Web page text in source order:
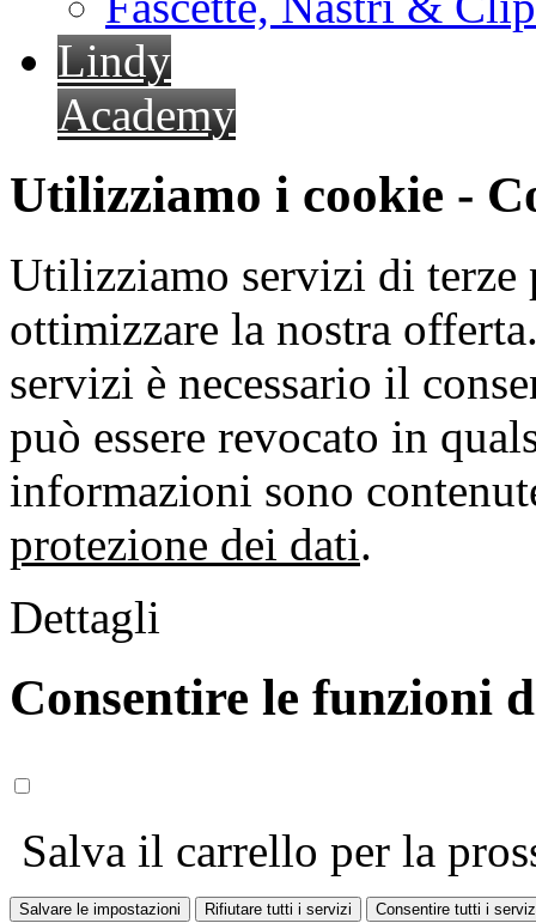
Lindy
Academy
Utilizziamo i cookie -
Utilizziamo servizi di terze
ottimizzare la nostra
servizi è necessario il
può essere revocato in
informazioni sono
protezione dei dati.
Dettagli
Consentire le funzioni
Salva il carrello per la
Salvare le impostazioni Rifiutare tutti i servizi Consentire tutti i